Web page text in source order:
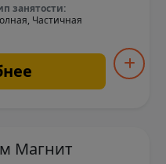
занятости:
Частичная
Магнит